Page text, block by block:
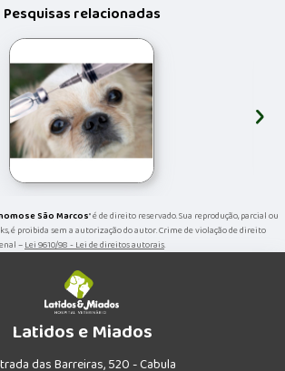
Pesquisas relacionadas
›
São Marcos" é de direito reservado. Sua reprodução, parcial ou
é proibida sem a autorização do autor. Crime de violação de direito
–Lei 9610/98 - Lei de direitos autorais.
Latidos e Miados
das Barreiras, 520 - Cabula